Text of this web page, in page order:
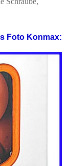
N.W
UHRKETTE
Shanghai
Garantie
Zähler
Foto Konmax: